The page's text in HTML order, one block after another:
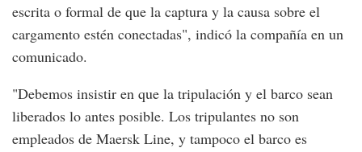
escrita o formal de que la captura y la causa sobre el
cargamento estén conectadas", indicó la compañía en un
comunicado.
"Debemos insistir en que la tripulación y el barco sean
liberados lo antes posible. Los tripulantes no son
empleados de Maersk Line, y tampoco el barco es